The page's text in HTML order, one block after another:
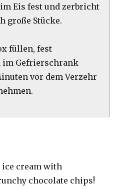
Eis fest und zerbricht
große Stücke.
füllen, fest
im Gefrierschrank
vor dem Verzehr
cream with
chocolate chips!